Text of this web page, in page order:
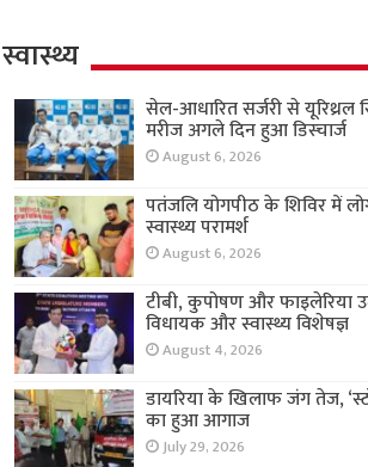
स्वास्थ्य
सेल-आधारित सर्जरी से यूरिथ्रल
मरीज अगले दिन हुआ डिस्चार्ज
August 6, 2026
पतंजलि योगपीठ के शिविर में
स्वास्थ्य परामर्श
August 6, 2026
टीबी, कुपोषण और फाइलेरिया
विधायक और स्वास्थ्य विशेषज्ञ
August 4, 2026
डायरिया के खिलाफ जंग तेज,
का हुआ आगाज
July 29, 2026